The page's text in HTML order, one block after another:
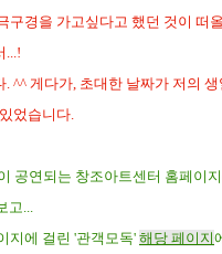
구경을 가고싶다고 했던 것이 떠
...!
. ^^ 게다가, 초대한 날짜가 저의
었습니다.
공연되는 창조아트센터 홈페이
고...
지에 걸린 '관객모독' 해당 페이지